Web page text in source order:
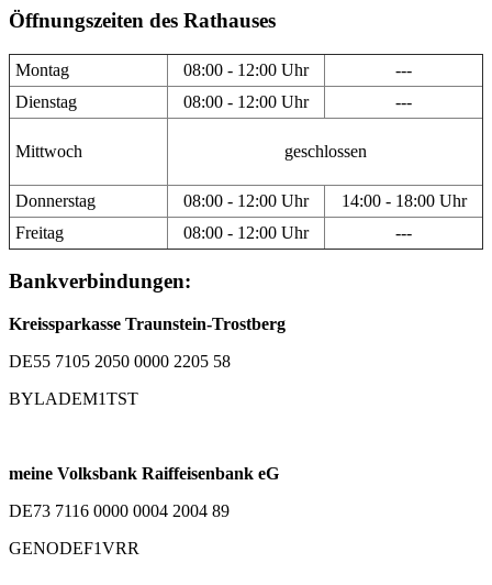
Öffnungszeiten des Rathauses
Montag 08:00 - 12:00 Uhr
---
Dienstag
08:00 - 12:00 Uhr ---
Mittwoch geschlossen
Donnerstag 08:00 - 12:00 Uhr
14:00 - 18:00 Uhr
Freitag
08:00 - 12:00 Uhr ---
Bankverbindungen:
Kreissparkasse Traunstein-Trostberg
DE55 7105 2050 0000 2205 58
BYLADEM1TST
meine Volksbank Raiffeisenbank eG
DE73 7116 0000 0004 2004 89
GENODEF1VRR